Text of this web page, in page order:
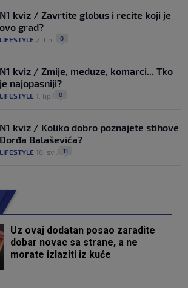
N1 kviz / Zavrtite globus i recite koji je
ovo grad?
LIFESTYLE 2. lip. 0
N1 kviz / Zmije, meduze, komarci... Tko
je najopasniji?
LIFESTYLE 1. lip. 0
N1 kviz / Koliko dobro poznajete stihove
Đorđa Balaševića?
LIFESTYLE 18. svi. 11
Uz ovaj dodatan posao zaradite
dobar novac sa strane, a ne
morate izlaziti iz kuće